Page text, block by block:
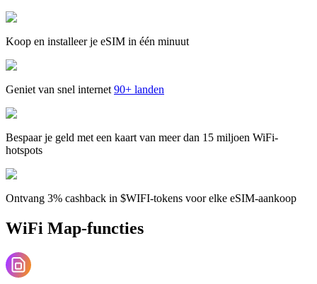
Koop en installeer je eSIM in één minuut
Geniet van snel internet 90+ landen
Bespaar je geld met een kaart van meer dan 15 miljoen WiFi-
hotspots
Ontvang 3% cashback in $WIFI-tokens voor elke eSIM-aankoop
WiFi Map-functies